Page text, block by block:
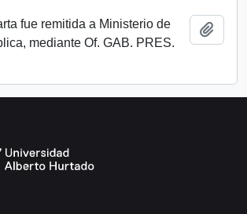
fue remitida a Ministerio de
mediante Of. GAB. PRES.